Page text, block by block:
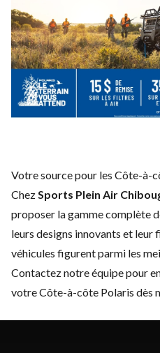
Votre source pour les Côte-à-
ChezSports Plein Air
proposer la gamme complète
leurs designs innovants et
véhicules figurent parmi les
Contactez notre équipepour
votre Côte-à-côte Polaris dès